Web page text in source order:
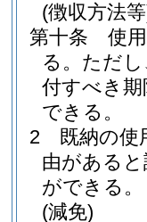
(徴収方法
第十条
使
る。 ただ
付すべき
できる。
2
既納の使
由がある
ができる。
(減免)